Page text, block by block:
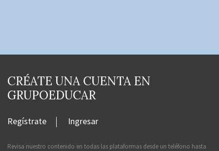
CRÉATE UNA CUENTA EN
GRUPOEDUCAR
Regístrate Ingresar
Revisa nuestro contenido en todas las plataformas desde un teléfono hasta